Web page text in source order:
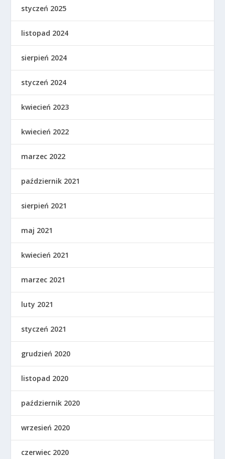
styczeń 2025
listopad 2024
sierpień 2024
styczeń 2024
kwiecień 2023
kwiecień 2022
marzec 2022
październik 2021
sierpień 2021
maj 2021
kwiecień 2021
marzec 2021
luty 2021
styczeń 2021
grudzień 2020
listopad 2020
październik 2020
wrzesień 2020
czerwiec 2020